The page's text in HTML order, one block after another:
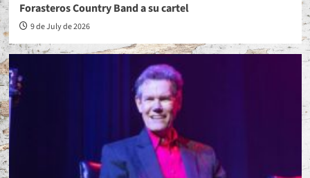
Forasteros Country Band a su cartel
9 de July de 2026